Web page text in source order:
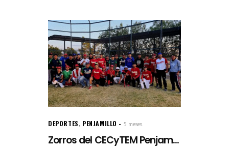
DEPORTES, PENJAMILLO 5 meses.
Zorros del CECyTEM Penjam...